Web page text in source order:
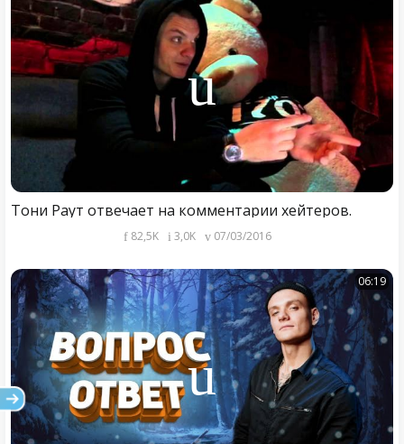
Тони Раут отвечает на комментарии хейтеров.
82,5K 3,0K 07/03/2016
06:19